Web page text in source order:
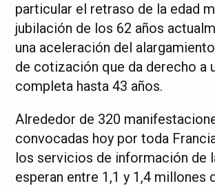
particular el retraso de la edad
jubilación de los 62 años
una aceleración del
de cotización que da derecho a
completa hasta 43 años.
Alrededor de 320
convocadas hoy por toda
los servicios de información de
esperan entre 1,1 y 1,4 millones